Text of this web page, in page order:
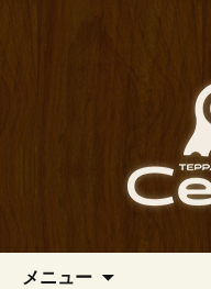
南船場・心
「Ceppo（
イタリアン「
さまざまなパ
ステーキのほ
にご用意。デ
様にもぴった
メニュー